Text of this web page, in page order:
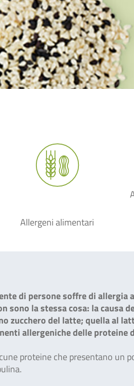
Allergeni alimentari
di persone soffre di
sono la stessa cosa: la causa
zucchero del latte; quella al
allergeniche delle proteine
proteine che presentano un